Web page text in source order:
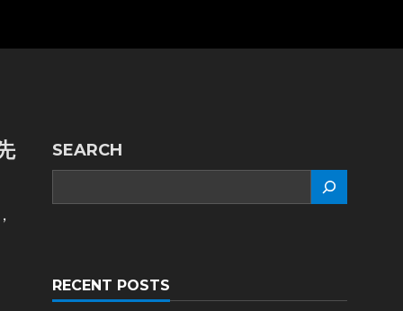
SEARCH
RECENT POSTS